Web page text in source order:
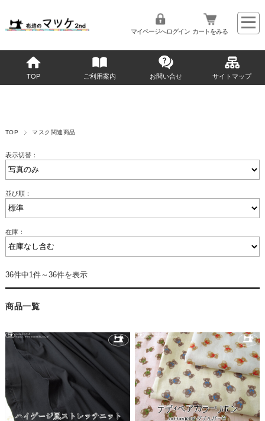
マイページへログイン カートをみる
TOP ご利用案内 お問い合せ サイトマップ
TOP マスク関連商品
表示切替：
並び順：
在庫：
36件中1件～36件を表示
商品一覧